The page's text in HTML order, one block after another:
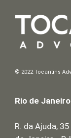
© 2022 Tocantins
Rio de Janeiro
R. da Ajuda,